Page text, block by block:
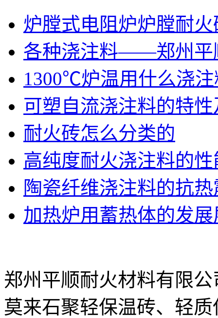
炉膛式电阻炉炉膛耐
各种浇注料——郑州平
1300℃炉温用什么浇注
可塑自流浇注料的特
耐火砖怎么分类的
高纯度耐火浇注料的
陶瓷纤维浇注料的抗
加热炉用蓄热体的发展
郑州平顺耐火材料有限
莫来石聚轻保温砖、轻